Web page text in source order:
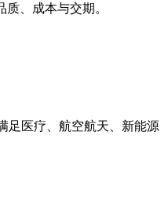
、成本与交期。
足医疗、航空航天、新能源